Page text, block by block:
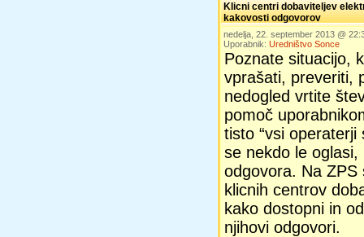
Klicni centri dobaviteljev
kakovosti odgovorov
nedelja, 22. september 2013 @
Uporabnik: Uredništvo Sonce
Poznate situacijo,
vprašati, preveriti,
nedogled vrtite
pomoč
tisto “vsi
se nekdo le
odgovora. Na ZPS
klicnih centrov
kako dostopni in
njihovi odgovori.